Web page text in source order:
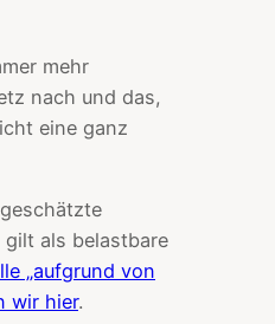
mehr
nach und das,
eine ganz
als belastbare
„aufgrund von
wir hier.